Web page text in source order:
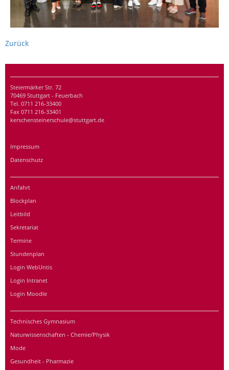
Zurück
Steiermärker Str. 72
70469 Stuttgart - Feuerbach
Tel. 0711 216-33400
Fax 0711 216-33401
kerschensteinerschule@stuttgart.de
Impressum
Datenschutz
Anfahrt
Blockplan
Leitbild
Sekretariat
Termine
Stundenplan
Login WebUntis
Login Intranet
Login Moodle
Technisches Gymnasium
Naturwissenschaften - Chemie/Physik
Mode
Gesundheit - Pharmazie